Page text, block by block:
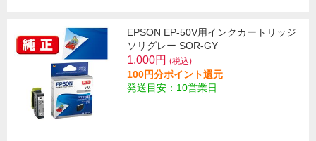
EPSON EP-50V用インクカートリッジ
ソリグレー SOR-GY
1,000円 (税込)
100円分ポイント還元
発送目安：10営業日